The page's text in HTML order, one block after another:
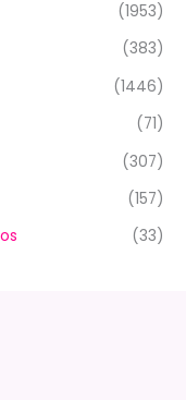
(1953)
(383)
(1446)
(71)
(307)
(157)
(33)